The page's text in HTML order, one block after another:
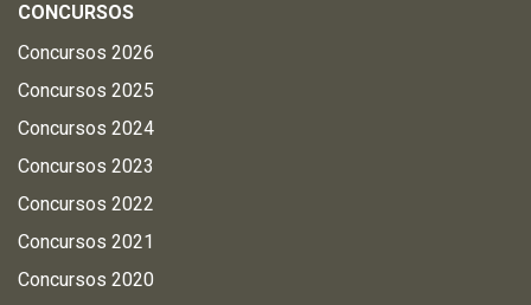
CONCURSOS
Concursos 2026
Concursos 2025
Concursos 2024
Concursos 2023
Concursos 2022
Concursos 2021
Concursos 2020